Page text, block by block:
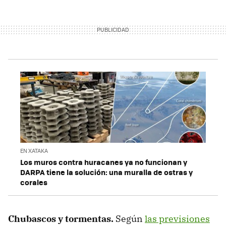
EN XATAKA
Los muros contra huracanes ya no funcionan y
DARPA tiene la solución: una muralla de ostras y
corales
Chubascos y tormentas. Según las previsiones